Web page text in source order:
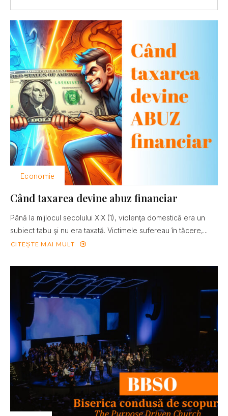
Economie
Când taxarea devine abuz financiar
Până la mijlocul secolului XIX (1), violenţa domestică era un
subiect tabu şi nu era taxată. Victimele sufereau în tăcere,...
CITEȘTE MAI MULT